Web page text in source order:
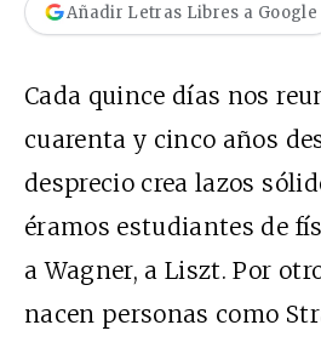
Añadir Letras Libres a Google
Cada quince días nos
cuarenta y cinco años
desprecio crea lazos
éramos estudiantes de
a Wagner, a Liszt. Por
nacen personas como